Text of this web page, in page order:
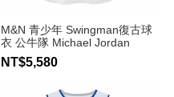
M&N 青少年 Swingman復古球
衣 公牛隊 Michael Jordan
NT$5,580